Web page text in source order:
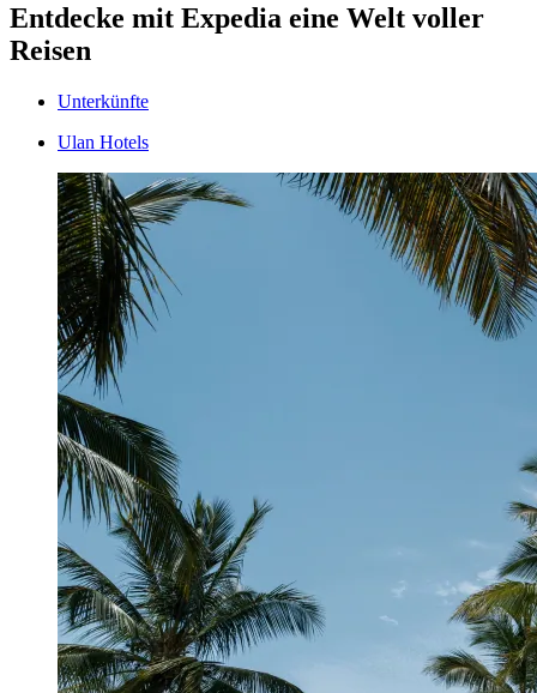
Entdecke mit Expedia eine Welt voller
Reisen
Unterkünfte
Ulan Hotels